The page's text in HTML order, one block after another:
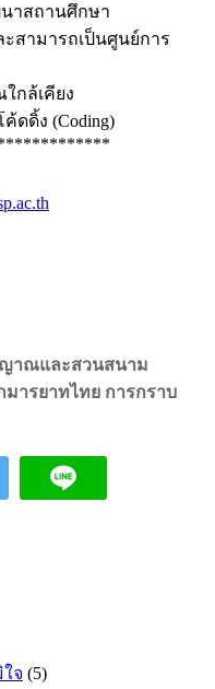
าสถานศึกษา
สามารถเป็นศูนย์การ
กล้เคียง
ดดิ้ง (Coding)
าณและสวนสนาม
ารยาทไทย การกราบ
จ (5)